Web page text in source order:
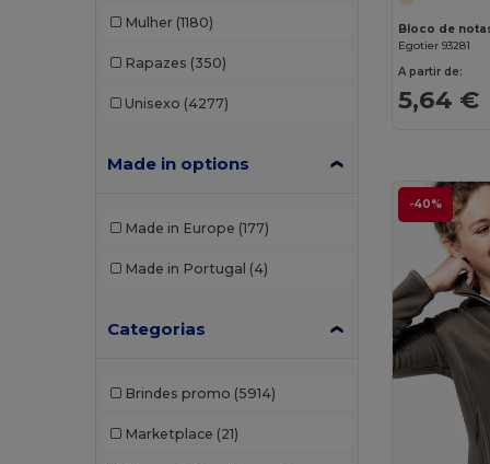
Mulher (1180)
Rapazes (350)
Unisexo (4277)
Made in options
Made in Europe (177)
Made in Portugal (4)
Categorias
Brindes promo (5914)
Marketplace (21)
Egotier 93281
A partir de:
5,64 €
-40%